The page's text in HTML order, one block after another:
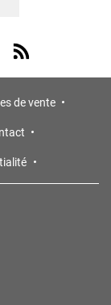
on Tiktok
Visit us on Rss
de vente